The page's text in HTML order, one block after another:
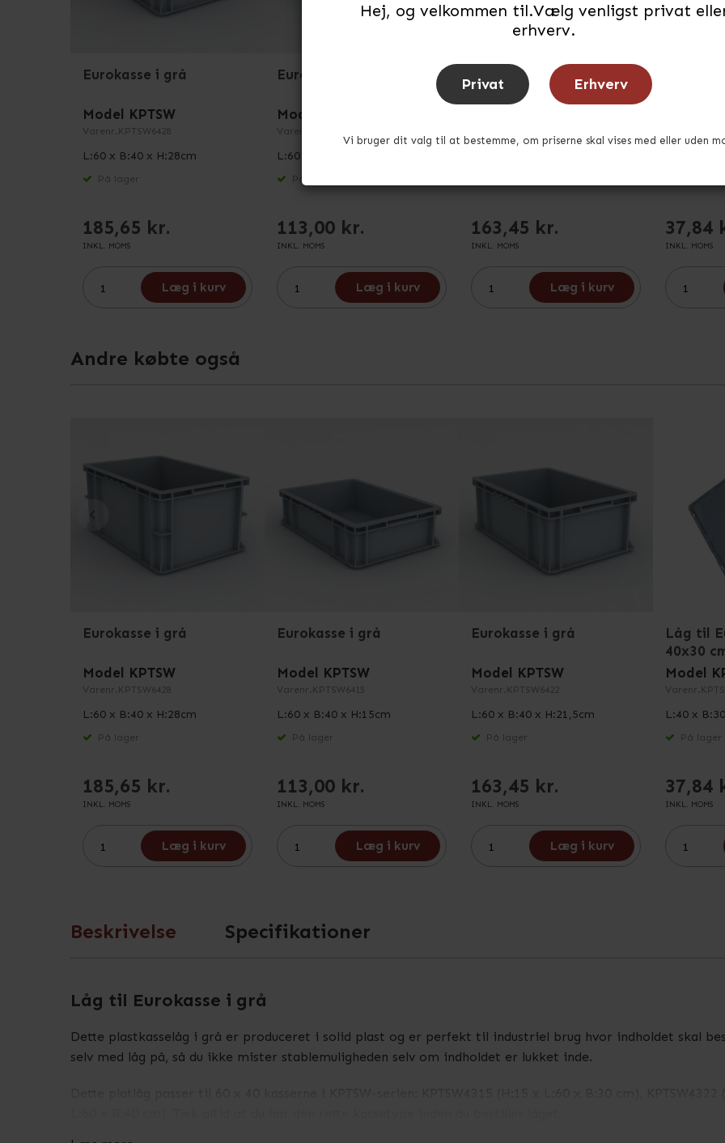
Hej, og velkommen til.Vælg venligst privat
erhverv.
Privat Erhverv
Vi bruger dit valg til at bestemme, om priserne skal vises med eller uden
Eurokasse i grå
Model KPTSW
Varenr. KPTSW6428
L:60 x B:40 x H:28cm
På lager
185,65 kr.
INKL. MOMS
Læg i kurv
Eurokasse i grå
Model KPTSW
Varenr.
L:60 x B:40 x H:15cm
På lager
113,00 kr.
INKL. MOMS
Læg i kurv
Eurokasse i grå
163,45 kr.
INKL. MOMS
Læg i kurv
37,84
INKL. MOMS
Andre købte også
Eurokasse i grå
Model KPTSW
Varenr. KPTSW6428
L:60 x B:40 x H:28cm
På lager
185,65 kr.
INKL. MOMS
Læg i kurv
Eurokasse i grå
Model KPTSW
Varenr. KPTSW6415
L:60 x B:40 x H:15cm
På lager
113,00 kr.
INKL. MOMS
Læg i kurv
Eurokasse i grå
Model KPTSW
Varenr. KPTSW6422
L:60 x B:40 x H:21,5cm
På lager
163,45 kr.
INKL. MOMS
Læg i kurv
Låg til
40x30
Model
Varenr.
L:40 x
På lager
37,84
INKL. MOMS
Beskrivelse
Låg til Eurokasse i grå
Dette plastkasselåg i grå er produceret i solid plast og er perfekt til industriel brug hvor indholdet skal
selv med låg på, så du ikke mister stablemuligheden selv om indholdet er lukket inde.
Specifikationer